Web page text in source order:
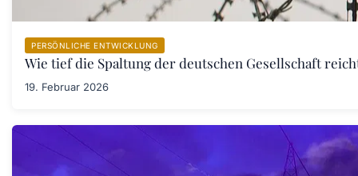
PERSÖNLICHE ENTWICKLUNG
Wie tief die Spaltung der deutschen Gesellschaft
19. Februar 2026